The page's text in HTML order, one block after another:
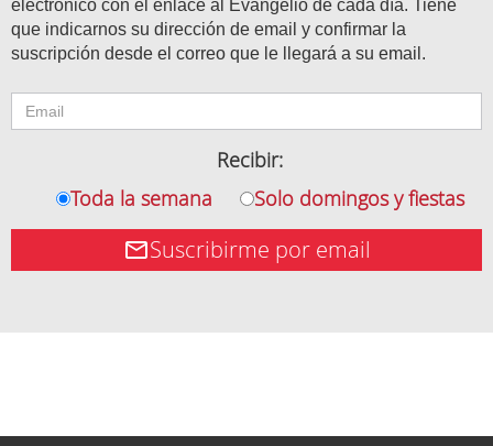
electrónico con el enlace al Evangelio de cada día. Tiene
que indicarnos su dirección de email y confirmar la
suscripción desde el correo que le llegará a su email.
Recibir:
Toda la semana
Solo domingos y fiestas
Suscribirme por email